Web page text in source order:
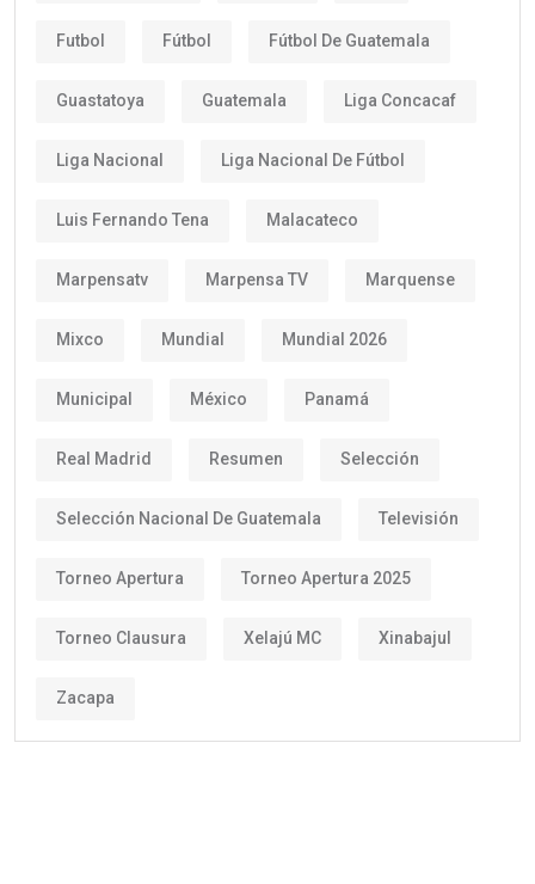
Futbol Fútbol Fútbol De Guatemala
Guastatoya Guatemala Liga Concacaf
Liga Nacional Liga Nacional De Fútbol
Luis Fernando Tena Malacateco
Marpensatv Marpensa TV Marquense
Mixco Mundial Mundial 2026
Municipal México Panamá
Real Madrid Resumen Selección
Selección Nacional De Guatemala Televisión
Torneo Apertura Torneo Apertura 2025
Torneo Clausura Xelajú MC Xinabajul
Zacapa